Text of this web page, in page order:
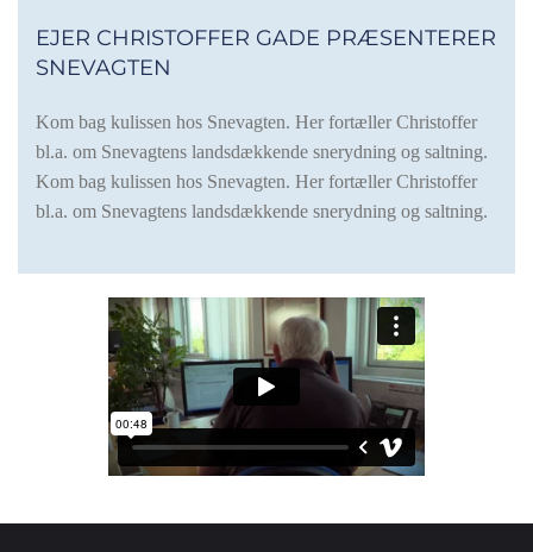
EJER CHRISTOFFER GADE PRÆSENTERER
SNEVAGTEN
Kom bag kulissen hos Snevagten. Her fortæller Christoffer
bl.a. om Snevagtens landsdækkende snerydning og saltning.
Kom bag kulissen hos Snevagten. Her fortæller Christoffer
bl.a. om Snevagtens landsdækkende snerydning og saltning.